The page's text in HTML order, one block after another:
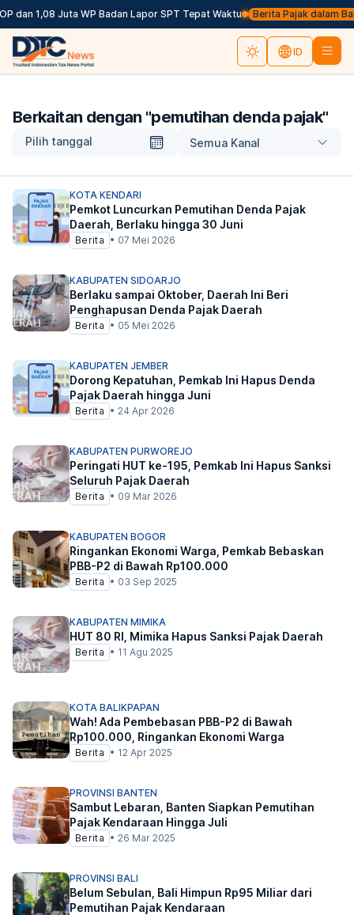
dan 1,08 Juta WP Badan Lapor SPT Tepat Waktu Berita Pajak dalam
ID
Berkaitan dengan "pemutihan denda pajak"
Pilih tanggal Semua Kanal
KOTA KENDARI
Pemkot Luncurkan Pemutihan Denda Pajak
Daerah, Berlaku hingga 30 Juni
Berita • 07 Mei 2026
KABUPATEN SIDOARJO
Berlaku sampai Oktober, Daerah Ini Beri
Penghapusan Denda Pajak Daerah
Berita • 05 Mei 2026
KABUPATEN JEMBER
Dorong Kepatuhan, Pemkab Ini Hapus Denda
Pajak Daerah hingga Juni
Berita • 24 Apr 2026
KABUPATEN PURWOREJO
Peringati HUT ke-195, Pemkab Ini Hapus Sanksi
Seluruh Pajak Daerah
Berita • 09 Mar 2026
KABUPATEN BOGOR
Ringankan Ekonomi Warga, Pemkab Bebaskan
PBB-P2 di Bawah Rp100.000
Berita • 03 Sep 2025
KABUPATEN MIMIKA
HUT 80 RI, Mimika Hapus Sanksi Pajak Daerah
Berita • 11 Agu 2025
KOTA BALIKPAPAN
Wah! Ada Pembebasan PBB-P2 di Bawah
Rp100.000, Ringankan Ekonomi Warga
Berita • 12 Apr 2025
PROVINSI BANTEN
Sambut Lebaran, Banten Siapkan Pemutihan
Pajak Kendaraan Hingga Juli
Berita • 26 Mar 2025
PROVINSI BALI
Belum Sebulan, Bali Himpun Rp95 Miliar dari
Pemutihan Pajak Kendaraan